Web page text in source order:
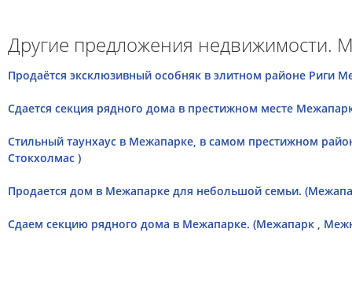
Другие предложения недвижимости.
Продаётся эксклюзивный особняк в элитном районе Риги
Сдается секция рядного дома в престижном месте
Стильный таунхаус в Межапарке, в самом престижном
Стокхолмас )
Продается дом в Межапарке для небольшой семьи.
Сдаем секцию рядного дома в Межапарке. (Межапарк ,